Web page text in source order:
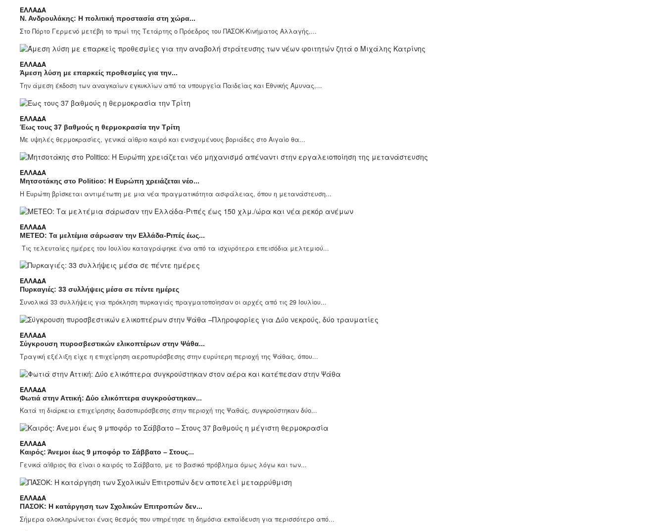
ΕΛΛΆΔΑ
Ν. Ανδρουλάκης: Η πολιτική προστασία στη χώρα...
Στο Πόρτο Γερμενό μετέβη το πρωί της Τετάρτης ο Πρόεδρος του ΠΑΣΟΚ-Κινήματος Αλλαγής,...
ΕΛΛΆΔΑ
Άμεση λύση με επαρκείς προθεσμίες για την...
Την άμεση έκδοση των αναγκαίων εγκυκλίων από τα υπουργεία Παιδείας και Εθνικής Άμυνας,...
ΕΛΛΆΔΑ
Έως τους 37 βαθμούς η θερμοκρασία την Τρίτη
Με υψηλές θερμοκρασίες, γενικά αίθριο καιρό και ενισχυμένους βοριάδες στο Αιγαίο θα...
ΕΛΛΆΔΑ
Μητσοτάκης στο Politico: Η Ευρώπη χρειάζεται νέο...
Η Ευρώπη βρίσκεται αντιμέτωπη με μια νέα πραγματικότητα ασφάλειας, όπου η μετανάστευση...
ΕΛΛΆΔΑ
ΜΕΤΕΟ: Τα μελτέμια σάρωσαν την Ελλάδα-Ριπές έως...
Τις τελευταίες ημέρες του Ιουλίου καταγράφηκε ένα από τα ισχυρότερα επεισόδια μελτεμιού...
ΕΛΛΆΔΑ
Πυρκαγιές: 33 συλλήψεις μέσα σε πέντε ημέρες
Συνολικά 33 συλλήψεις για πρόκληση πυρκαγιάς πραγματοποίησαν οι αρχές από τις 29 Ιουλίου...
ΕΛΛΆΔΑ
Σύγκρουση πυροσβεστικών ελικοπτέρων στην Ψάθα...
Τραγική εξέλιξη είχε η επιχείρηση αεροπυρόσβεσης στην ευρύτερη περιοχή της Ψάθας, όπου...
ΕΛΛΆΔΑ
Φωτιά στην Αττική: Δύο ελικόπτερα συγκρούστηκαν...
Κατά τη διάρκεια επιχείρησης δασοπυρόσβεσης στην περιοχή της Ψαθάς, συγκρούστηκαν δύο...
ΕΛΛΆΔΑ
Καιρός: Άνεμοι έως 9 μποφόρ το Σάββατο – Στους...
Γενικά αίθριος θα είναι ο καιρός το Σάββατο, με το βασικό πρόβλημα όμως λόγω και των...
ΕΛΛΆΔΑ
ΠΑΣΟΚ: Η κατάργηση των Σχολικών Επιτροπών δεν...
Σήμερα ολοκληρώνεται ένας θεσμός που υπηρέτησε τη δημόσια εκπαίδευση για περισσότερο από...